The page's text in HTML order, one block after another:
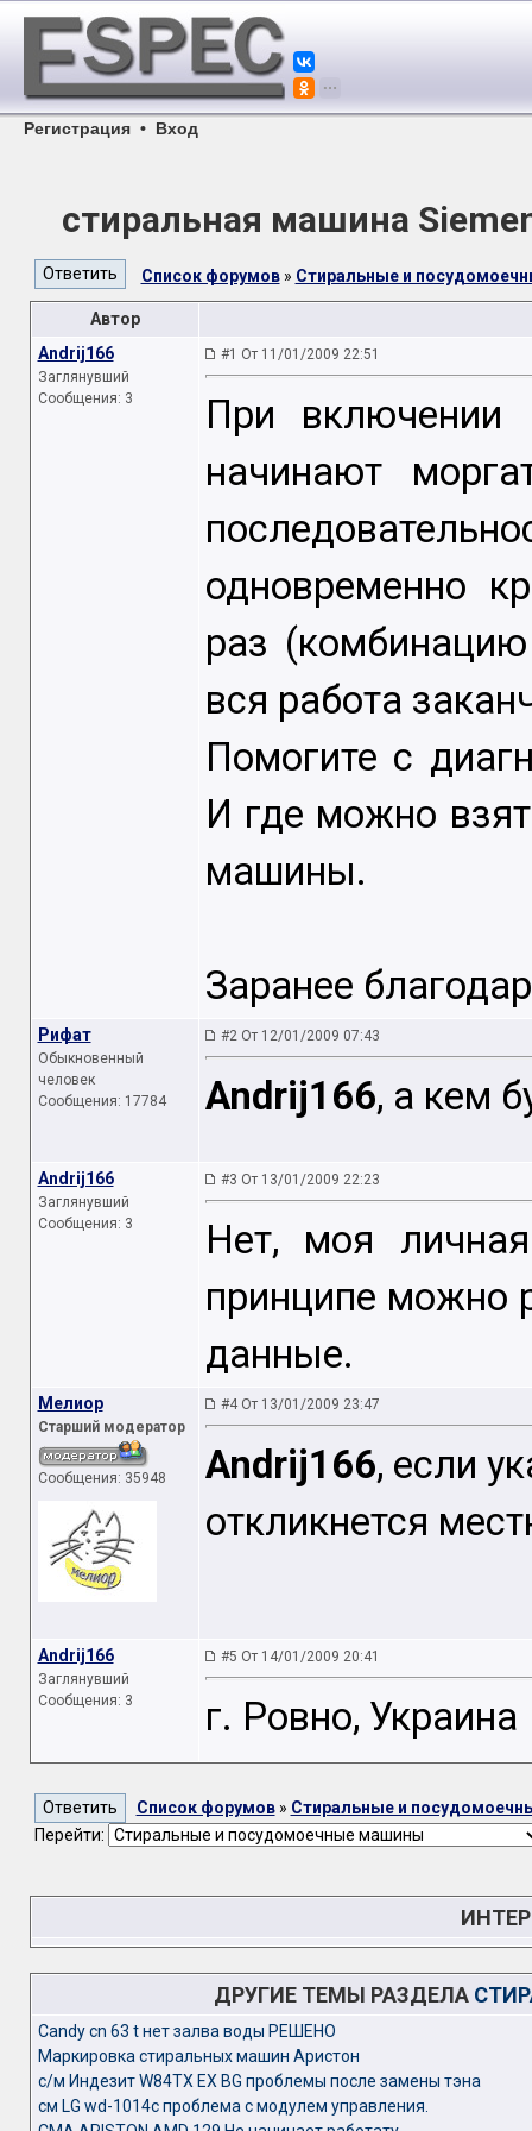
Регистрация • Вход
стиральная машина
Список форумов» Стиральные и
Автор
Andrij166
Заглянувший
Сообщения: 3
#1 От 11/01/2009 22:51
При
начинают
одновременно
раз
вся работа
Помогите с
И где можно
машины.
Заранее
Рифат
Обыкновенный
человек
Сообщения: 17784
#2 От 12/01/2009 07:43
Andrij166, а кем
Andrij166
Заглянувший
Сообщения: 3
#3 От 13/01/2009 22:23
Нет, моя
принципе можно
данные.
Мелиор
Старший модератор
Сообщения: 35948
#4 От 13/01/2009 23:47
Andrij166, если
откликнется
Andrij166
Заглянувший
Сообщения: 3
#5 От 14/01/2009 20:41
г. Ровно, Украина
Список форумов» Стиральные и
Перейти:
ДРУГИЕ ТЕМЫ РАЗДЕЛА
Candy cn 63 t нет залва воды РЕШЕНО
Маркировка стиральных машин Аристон
с/м Индезит W84TX EX BG проблемы после замены тэна
см LG wd-1014c проблема с модулем управления.